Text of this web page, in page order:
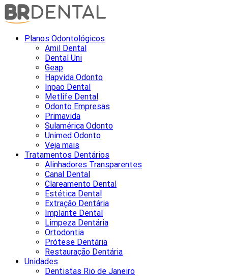
Planos Odontológicos
Amil Dental
Dental Uni
Geap
Hapvida Odonto
Inpao Dental
Metlife Dental
Odonto Empresas
Primavida
Sulamérica Odonto
Unimed Odonto
Veja mais
Tratamentos Dentários
Alinhadores Transparentes
Canal Dental
Clareamento Dental
Estética Dental
Extração Dentária
Implante Dental
Limpeza Dentária
Ortodontia
Prótese Dentária
Restauração Dentária
Unidades
Dentistas Rio de Janeiro